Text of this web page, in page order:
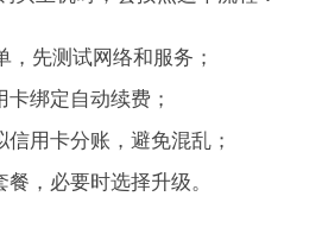
，先测试网络和服务；
绑定自动续费；
用卡分账，避免混乱；
，必要时选择升级。